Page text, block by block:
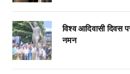
विश्व आदिवासी दिवस
नमन